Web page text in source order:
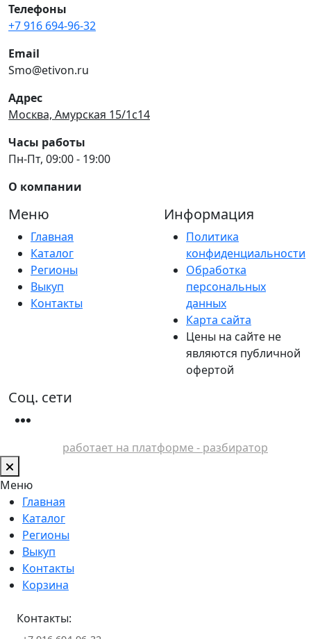
Телефоны
+7 916 694-96-32
Email
Smo@etivon.ru
Адрес
Москва, Амурская 15/1с14
Часы работы
Пн-Пт, 09:00 - 19:00
О компании
Меню
Главная
Каталог
Регионы
Выкуп
Контакты
Информация
Политика
конфиденциальности
Обработка
персональных
данных
Карта сайта
Цены на сайте не
являются публичной
офертой
Соц. сети
работает на платформе - разбиратор
Меню
Главная
Каталог
Регионы
Выкуп
Контакты
Корзина
Контакты: